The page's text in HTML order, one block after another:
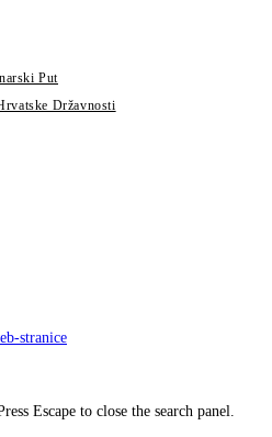
Put
Državnosti
stranice
Escape to close the search panel.